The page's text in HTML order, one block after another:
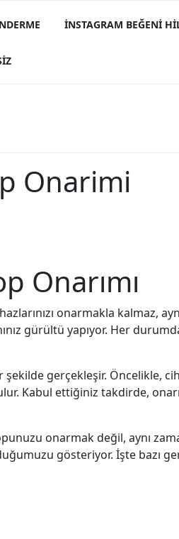
INSTAGRAM BEĞENI
Onarimi
Onarımı
onarmakla kalmaz,
gürültü yapıyor. Her
şekilde gerçekleşir. Öncelikle,
Kabul ettiğiniz takdirde,
onarmak değil, aynı
gösteriyor. İşte bazı